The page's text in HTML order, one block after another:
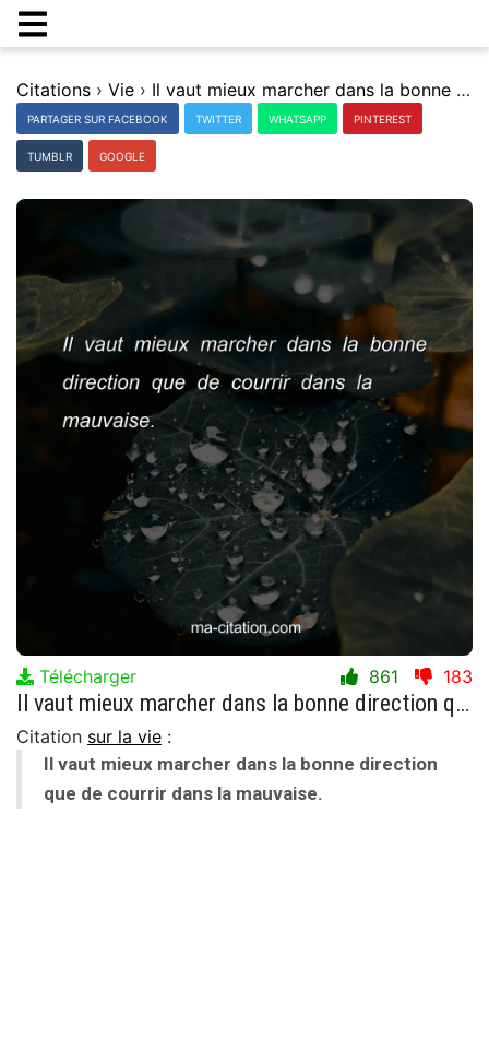
Citations › Vie › Il vaut mieux marcher dans la bonne direction que de courrir dans la mauvaise.
PARTAGER SUR FACEBOOK TWITTER WHATSAPP PINTEREST
TUMBLR GOOGLE
Télécharger 861 183
Il vaut mieux marcher dans la bonne direction que de courrir dans la mauvaise.
Citation sur la vie :
Il vaut mieux marcher dans la bonne direction
que de courrir dans la mauvaise.